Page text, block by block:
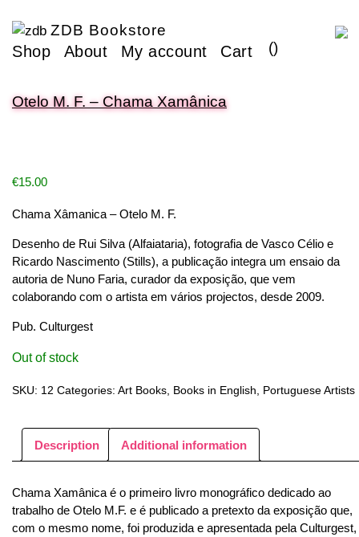
ZDB Bookstore
Shop About My account Cart ()
Otelo M. F. – Chama Xamânica
€15.00
Chama Xâmanica – Otelo M. F.
Desenho de Rui Silva (Alfaiataria), fotografia de Vasco Célio e
Ricardo Nascimento (Stills), a publicação integra um ensaio da
autoria de Nuno Faria, curador da exposição, que vem
colaborando com o artista em vários projectos, desde 2009.
Pub. Culturgest
Out of stock
SKU: 12 Categories: Art Books Books in English Portuguese Artists
Description Additional information
Chama Xamânica é o primeiro livro monográfico dedicado ao
trabalho de Otelo M.F. e é publicado a pretexto da exposição que,
com o mesmo nome, foi produzida e apresentada pela Culturgest,